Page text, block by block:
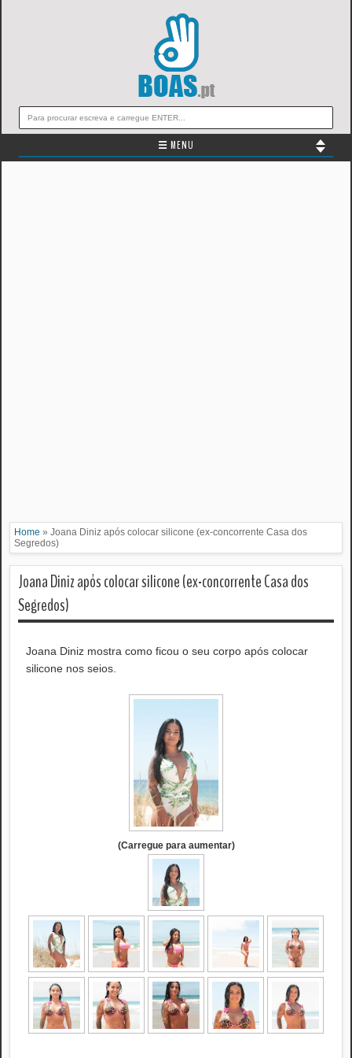
☰ MENU
Home » Joana Diniz após colocar silicone (ex-concorrente Casa dos
Segredos)
Joana Diniz após colocar silicone (ex-concorrente Casa dos
Segredos)
Joana Diniz mostra como ficou o seu corpo após colocar
silicone nos seios.
(Carregue para aumentar)